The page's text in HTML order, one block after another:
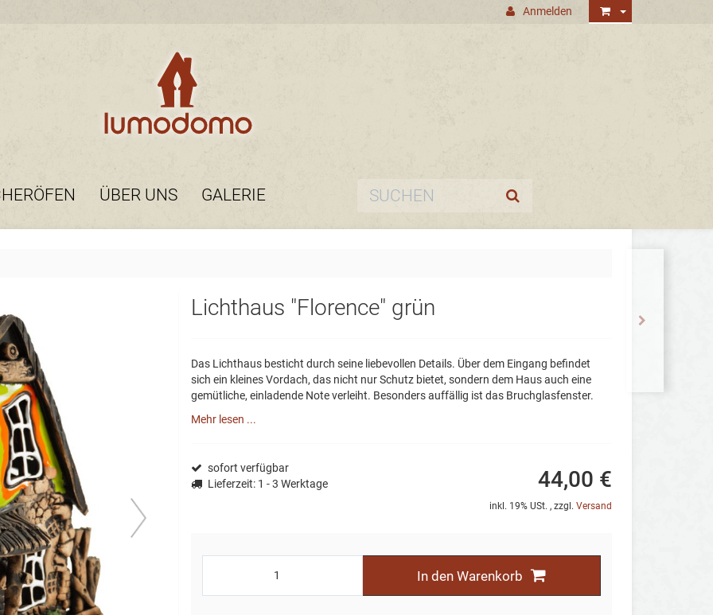
Anmelden
ÜBER UNS GALERIE
Lichthaus "Florence" grün
Das Lichthaus besticht durch seine liebevollen Details. Über dem Eingang befindet
sich ein kleines Vordach, das nicht nur Schutz bietet, sondern dem Haus auch eine
gemütliche, einladende Note verleiht. Besonders auffällig ist das Bruchglasfenster.
Mehr lesen ...
sofort verfügbar
Lieferzeit: 1 - 3 Werktage 44,00 €
inkl. 19% USt. , zzgl. Versand
In den Warenkorb